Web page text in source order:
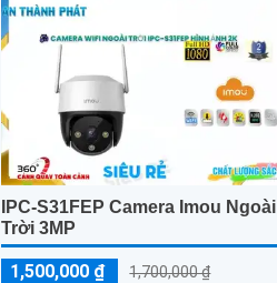
IPC-S31FEP Camera Imou Ngoài
Trời 3MP
1,500,000 ₫ 1,700,000 ₫